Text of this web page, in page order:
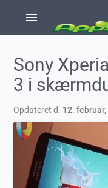
menu
Sony
3 i
Opdateret d. 12. februar,